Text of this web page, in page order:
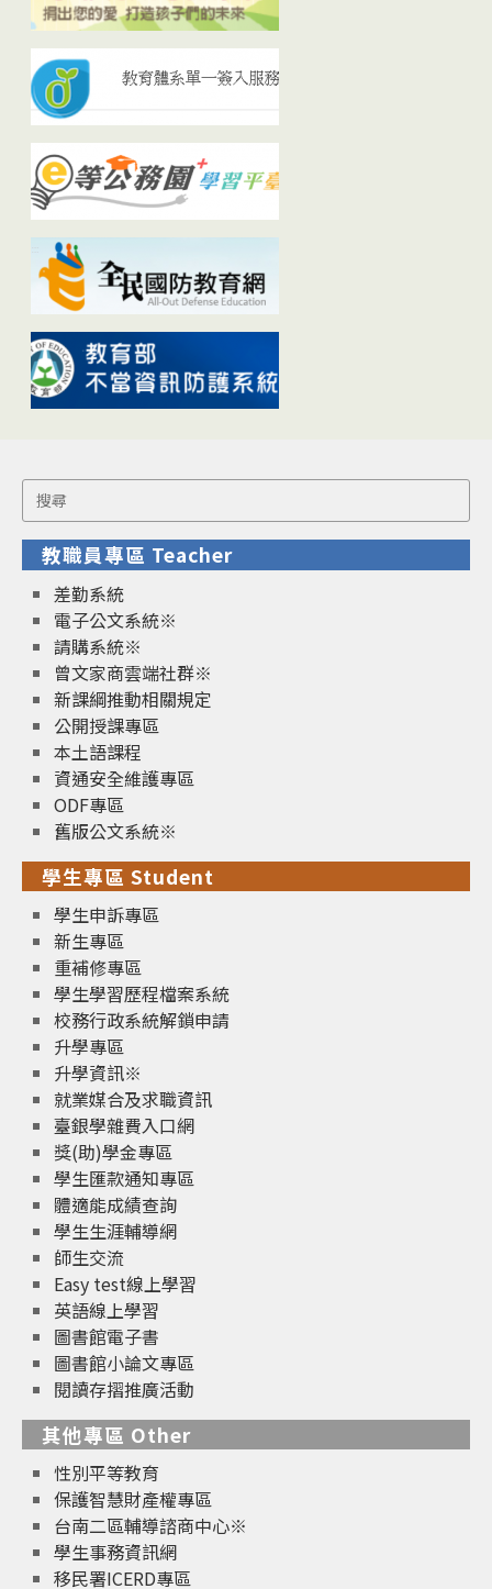
Search
for:
教職員專區 Teacher
差勤系統
電子公文系統※
請購系統※
曾文家商雲端社群※
新課綱推動相關規定
公開授課專區
本土語課程
資通安全維護專區
ODF專區
舊版公文系統※
學生專區 Student
學生申訴專區
新生專區
重補修專區
學生學習歷程檔案系統
校務行政系統解鎖申請
升學專區
升學資訊※
就業媒合及求職資訊
臺銀學雜費入口網
獎(助)學金專區
學生匯款通知專區
體適能成績查詢
學生生涯輔導網
師生交流
Easy test線上學習
英語線上學習
圖書館電子書
圖書館小論文專區
閱讀存摺推廣活動
其他專區 Other
性別平等教育
保護智慧財產權專區
台南二區輔導諮商中心※
學生事務資訊網
移民署ICERD專區